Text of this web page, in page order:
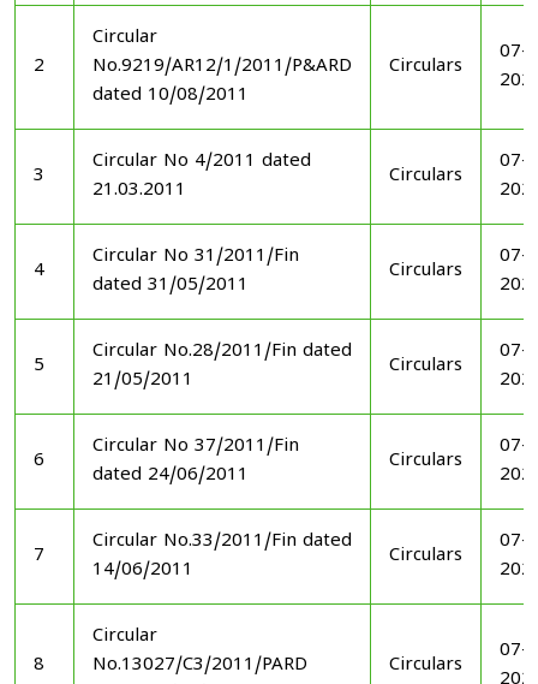
2
Circular
No.9219/AR12/1/2011/P&ARD
dated 10/08/2011
Circulars
07-
3
Circular No 4/2011 dated
21.03.2011
Circulars
07-
4
Circular No 31/2011/Fin
dated 31/05/2011
Circulars
07-
5
Circular No.28/2011/Fin dated
21/05/2011
Circulars
07-
6
Circular No 37/2011/Fin
dated 24/06/2011
Circulars
07-
7
Circular No.33/2011/Fin dated
14/06/2011
Circulars
07-
8
Circular
No.13027/C3/2011/PARD
Circulars
07-